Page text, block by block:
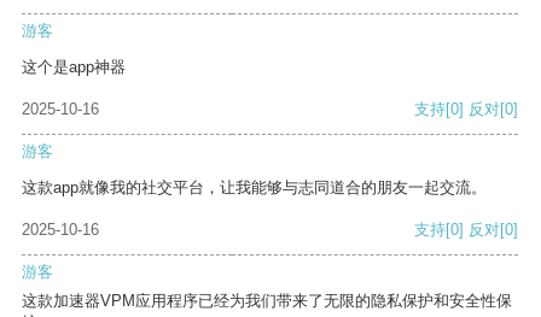
游客
这个是app神器
2025-10-16 支持[0] 反对[0]
游客
这款app就像我的社交平台，让我能够与志同道合的朋友一起交流。
2025-10-16 支持[0] 反对[0]
游客
这款加速器VPM应用程序已经为我们带来了无限的隐私保护和安全性保